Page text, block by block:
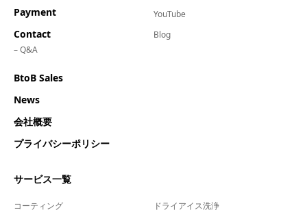
Payment
Contact
– Q&A
BtoB Sales
News
会社概要
プライバシーポリシー
YouTube
Blog
サービス一覧
コーティング
ドライアイス洗浄